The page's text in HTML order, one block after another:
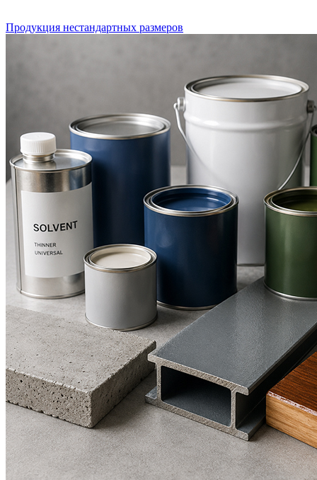
Продукция нестандартных размеров